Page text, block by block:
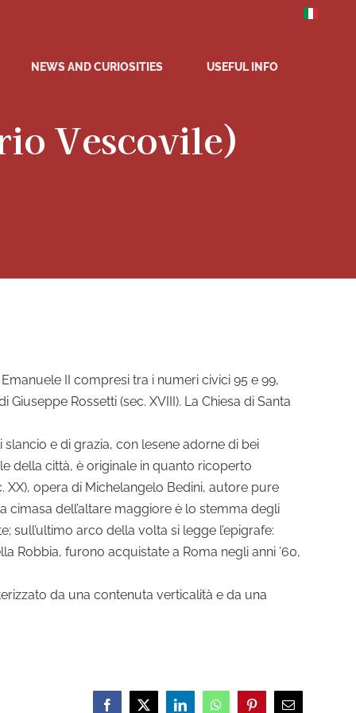
NEWS AND CURIOSITIES USEFUL INFO
Vescovile)
II compresi tra i numeri civici 95 e 99,
Rossetti (sec. XVIII). La Chiesa di Santa
e di grazia, con lesene adorne di bei
della città, è originale in quanto ricoperto
XX), opera di Michelangelo Bedini, autore pure
cimasa dell’altare maggiore è lo stemma degli
sull’ultimo arco della volta si legge l’epigrafe:
Robbia, furono acquistate a Roma negli anni ’60,
da una contenuta verticalità e da una
Facebook
X LinkedInWhatsAppPinterestEmail